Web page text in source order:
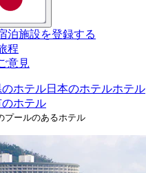
泊施設を登録する
程
意見
ホテル日本のホテルホテル
ホテル
プールのあるホテル